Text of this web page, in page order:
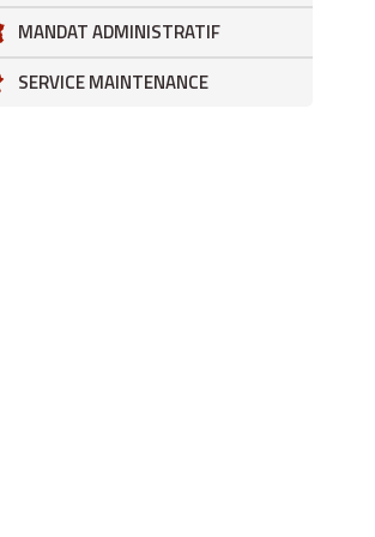
MANDAT ADMINISTRATIF
SERVICE MAINTENANCE